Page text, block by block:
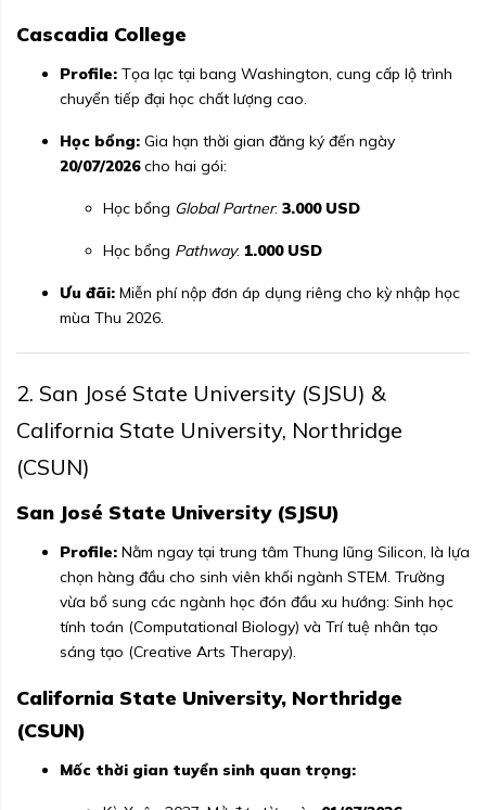
Cascadia College
Profile: Tọa lạc tại bang Washington, cung cấp lộ trình
chuyển tiếp đại học chất lượng cao.
Học bổng: Gia hạn thời gian đăng ký đến ngày
20/07/2026cho hai gói:
Học bổng Global Partner: 3.000 USD
Học bổng Pathway: 1.000 USD
Ưu đãi: Miễn phí nộp đơn áp dụng riêng cho kỳ nhập học
mùa Thu 2026.
2. San José State University (SJSU) &
California State University, Northridge
(CSUN)
San José State University (SJSU)
Profile: Nằm ngay tại trung tâm Thung lũng Silicon, là lựa
chọn hàng đầu cho sinh viên khối ngành STEM. Trường
vừa bổ sung các ngành học đón đầu xu hướng: Sinh học
tính toán (Computational Biology) và Trí tuệ nhân tạo
sáng tạo (Creative Arts Therapy).
California State University, Northridge
(CSUN)
Mốc thời gian tuyển sinh quan trọng: